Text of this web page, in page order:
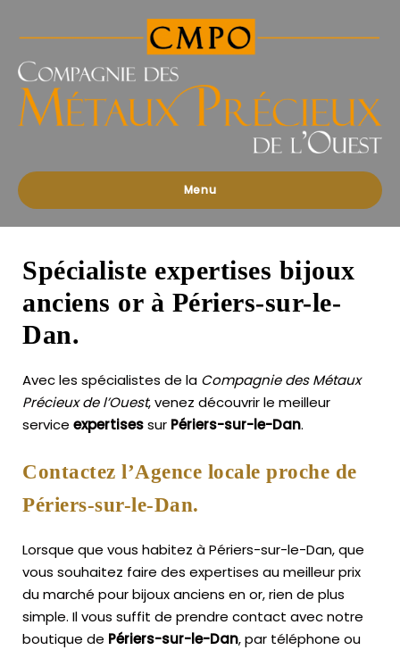
des
Précieux
l'Ouest
Menu
Spécialiste expertises bijoux
anciens or à Périers-sur-le-
Dan.
Avec les spécialistes de la Compagnie des Métaux
Précieux de l’Ouest, venez découvrir le meilleur
service expertisessur Périers-sur-le-Dan.
Contactez l’Agence locale proche de
Périers-sur-le-Dan.
Lorsque que vous habitez à Périers-sur-le-Dan, que
vous souhaitez faire des expertises au meilleur prix
du marché pour bijoux anciens en or, rien de plus
simple. Il vous suffit de prendre contact avec notre
boutique de Périers-sur-le-Dan, par téléphone ou